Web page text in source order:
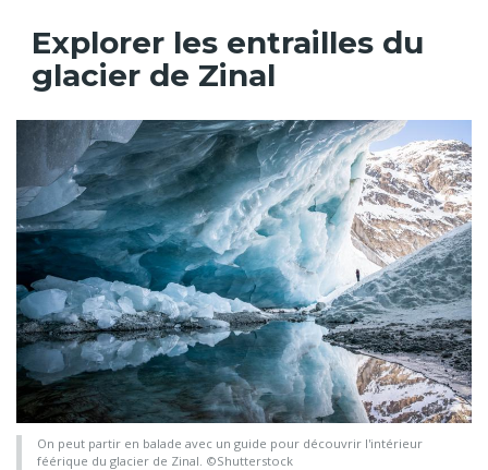
Explorer les entrailles du
glacier de Zinal
On peut partir en balade avec un guide pour découvrir l'intérieur
féérique du glacier de Zinal. ©Shutterstock